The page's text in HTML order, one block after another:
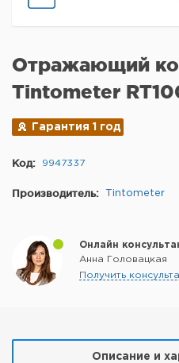
Отражающий
Tintometer
Гарантия 1 год
Код: 9947337
Производитель: Tintometer
Онлайн
Анна Головацкая
Получить
Описание и